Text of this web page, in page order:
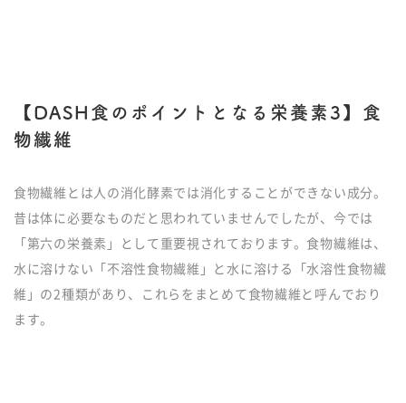
【DASH食のポイントとなる栄養素3】食
物繊維
食物繊維とは人の消化酵素では消化することができない成分。
昔は体に必要なものだと思われていませんでしたが、今では
「第六の栄養素」として重要視されております。食物繊維は、
水に溶けない「不溶性食物繊維」と水に溶ける「水溶性食物繊
維」の2種類があり、これらをまとめて食物繊維と呼んでおり
ます。